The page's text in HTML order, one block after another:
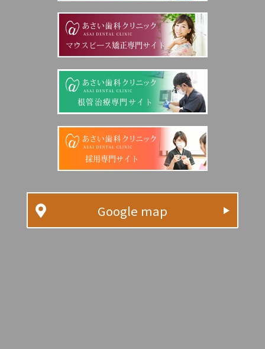
マウスピース矯正専門サイト
根管治療専門サイト
採用専門サイト
Google map